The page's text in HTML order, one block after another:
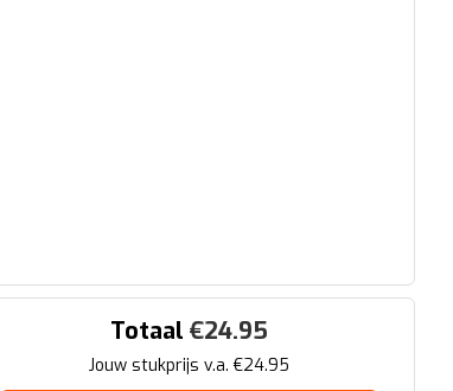
Totaal €24.95
Jouw stukprijs v.a. €24.95